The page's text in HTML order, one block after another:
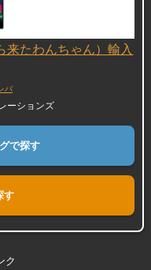
来たわんちゃん）輸入
バ
ーションズ
で探す
す
ク